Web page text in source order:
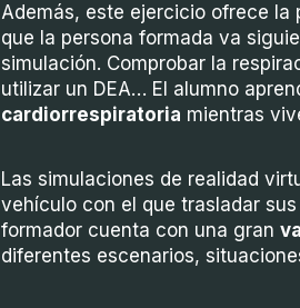
Además, este ejercicio ofrece la
que la persona formada va
simulación. Comprobar la
utilizar un DEA… El alumno
cardiorrespiratoria mientras
Las simulaciones de realidad
vehículo con el que trasladar sus
formador cuenta con una gran
diferentes escenarios,